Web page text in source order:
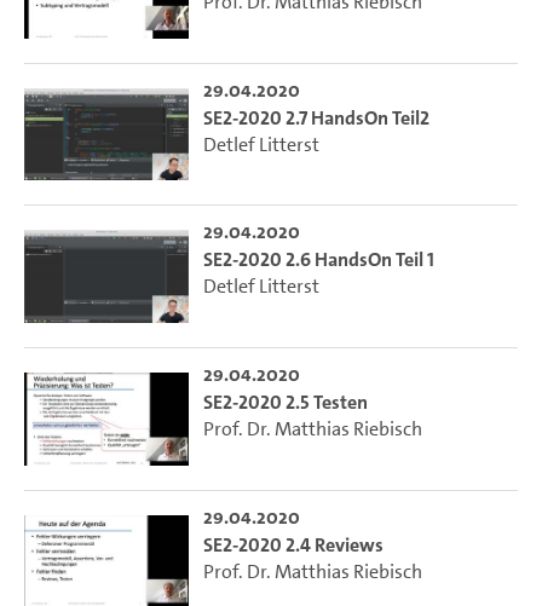
29.04.2020
SE2-2020 2.7 HandsOn Teil2
Detlef Litterst
29.04.2020
SE2-2020 2.6 HandsOn Teil 1
Detlef Litterst
29.04.2020
SE2-2020 2.5 Testen
Prof. Dr. Matthias Riebisch
29.04.2020
SE2-2020 2.4 Reviews
Prof. Dr. Matthias Riebisch